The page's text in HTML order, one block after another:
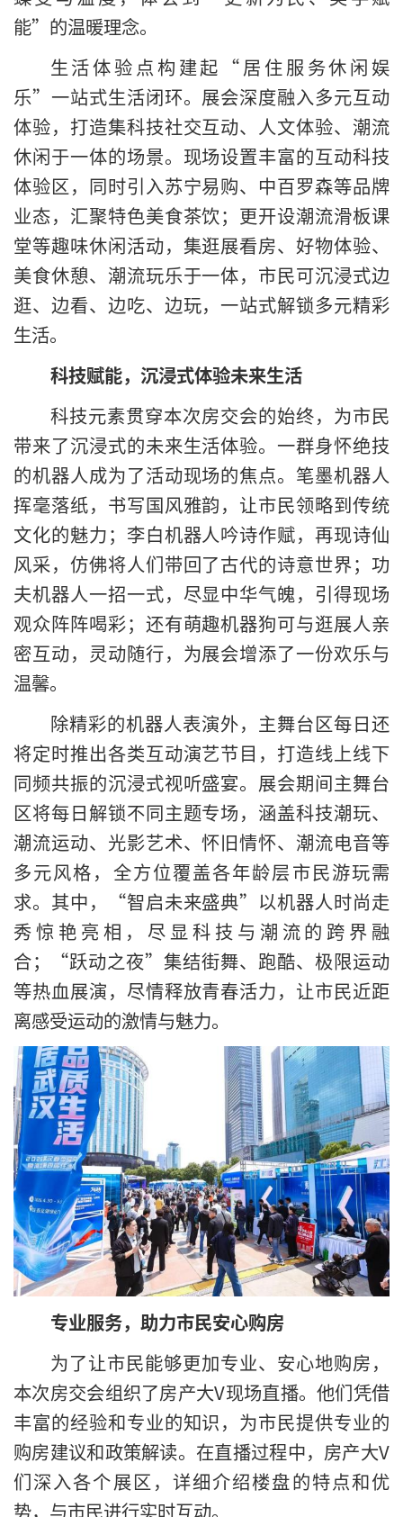
能”的温暖理念。
生活体验点构建起“居住服务休闲娱
乐”一站式生活闭环。展会深度融入多元互动
体验，打造集科技社交互动、人文体验、潮流
休闲于一体的场景。现场设置丰富的互动科技
体验区，同时引入苏宁易购、中百罗森等品牌
业态，汇聚特色美食茶饮；更开设潮流滑板课
堂等趣味休闲活动，集逛展看房、好物体验、
美食休憩、潮流玩乐于一体，市民可沉浸式边
逛、边看、边吃、边玩，一站式解锁多元精彩
生活。
科技赋能，沉浸式体验未来生活
科技元素贯穿本次房交会的始终，为市民
带来了沉浸式的未来生活体验。一群身怀绝技
的机器人成为了活动现场的焦点。笔墨机器人
挥毫落纸，书写国风雅韵，让市民领略到传统
文化的魅力；李白机器人吟诗作赋，再现诗仙
风采，仿佛将人们带回了古代的诗意世界；功
夫机器人一招一式，尽显中华气魄，引得现场
观众阵阵喝彩；还有萌趣机器狗可与逛展人亲
密互动，灵动随行，为展会增添了一份欢乐与
温馨。
除精彩的机器人表演外，主舞台区每日还
将定时推出各类互动演艺节目，打造线上线下
同频共振的沉浸式视听盛宴。展会期间主舞台
区将每日解锁不同主题专场，涵盖科技潮玩、
潮流运动、光影艺术、怀旧情怀、潮流电音等
多元风格，全方位覆盖各年龄层市民游玩需
求。其中，“智启未来盛典”以机器人时尚走
秀惊艳亮相，尽显科技与潮流的跨界融
合；“跃动之夜”集结街舞、跑酷、极限运动
等热血展演，尽情释放青春活力，让市民近距
离感受运动的激情与魅力。
专业服务，助力市民安心购房
为了让市民能够更加专业、安心地购房，
本次房交会组织了房产大V现场直播。他们凭借
丰富的经验和专业的知识，为市民提供专业的
购房建议和政策解读。在直播过程中，房产大V
们深入各个展区，详细介绍楼盘的特点和优
势，与市民进行实时互动。